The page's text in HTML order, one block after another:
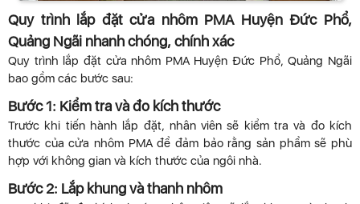
Quy trình lắp đặt cửa nhôm PMA Huyện Đức Phổ,
Quảng Ngãi nhanh chóng, chính xác
Quy trình lắp đặt cửa nhôm PMA Huyện Đức Phổ, Quảng Ngãi
bao gồm các bước sau:
Bước 1: Kiểm tra và đo kích thước
Trước khi tiến hành lắp đặt, nhân viên sẽ kiểm tra và đo kích
thước của cửa nhôm PMA để đảm bảo rằng sản phẩm sẽ phù
hợp với không gian và kích thước của ngôi nhà.
Bước 2: Lắp khung và thanh nhôm